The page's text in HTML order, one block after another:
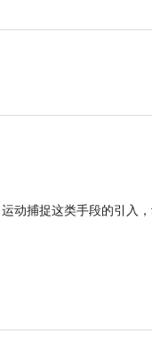
动捕捉这类手段的引入